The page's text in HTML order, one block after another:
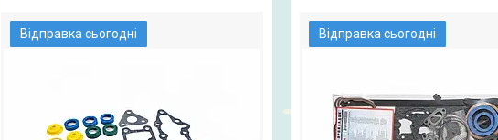
Відправка сьогодні Відправка сьогодні